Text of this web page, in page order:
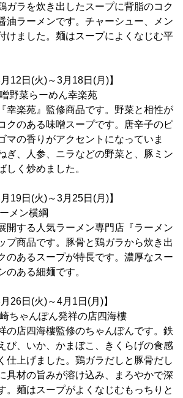
ガラを炊き出したスープに背脂のコク
油ラーメンです。チャーシュー、メン
けました。麺はスープによくなじむ平
12日(火)～3月18日(月)】
野菜らーめん幸楽苑
幸楽苑』監修商品です。野菜と相性が
クのある味噌スープです。唐辛子のピ
マの香りがアクセントになっていま
ぎ、人参、ニラなどの野菜と、豚ミン
しく炒めました。
19日(火)～3月25日(月)】
メン横綱
開する人気ラーメン専門店『ラーメン
プ商品です。豚骨と鶏ガラから炊き出
のあるスープが特長です。濃厚なスー
のある細麺です。
26日(火)～4月1日(月)】
ちゃんぽん発祥の店四海樓
の店四海樓監修のちゃんぽんです。鉄
び、いか、かまぼこ、きくらげの食感
仕上げました。鶏ガラだしと豚骨だし
具材の旨みが溶け込み、まろやかで深
。麺はスープがよくなじむもっちりと